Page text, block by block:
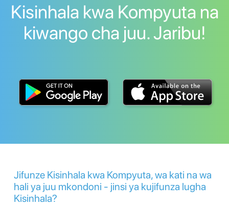
Kisinhala kwa Kompyuta na
kiwango cha juu. Jaribu!
Jifunze Kisinhala kwa Kompyuta, wa kati na wa
hali ya juu mkondoni - jinsi ya kujifunza lugha
Kisinhala?